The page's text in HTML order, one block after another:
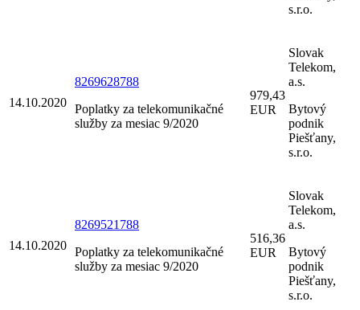
s.r.o.
14.10.2020
8269628788
Poplatky za telekomunikačné
služby za mesiac 9/2020
979,43
EUR
Slovak
Telekom,
a.s.
Bytový
podnik
Piešťany,
s.r.o.
14.10.2020
8269521788
Poplatky za telekomunikačné
služby za mesiac 9/2020
516,36
EUR
Slovak
Telekom,
a.s.
Bytový
podnik
Piešťany,
s.r.o.